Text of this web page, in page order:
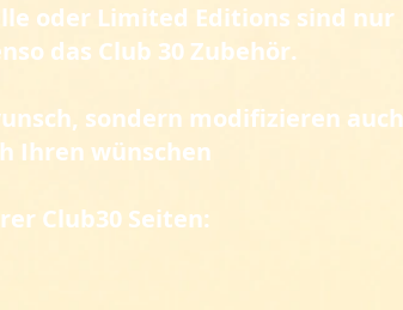
oder Limited Editions sind nur
das Club 30 Zubehör.
sondern modifizieren auch
Ihren wünschen
Club30 Seiten: